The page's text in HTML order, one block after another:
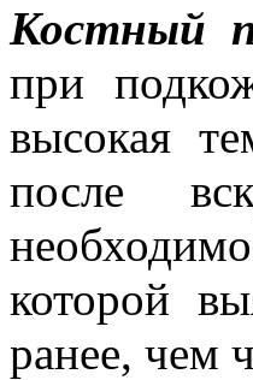
Костный
при
высокая
после
которой
ранее, чем